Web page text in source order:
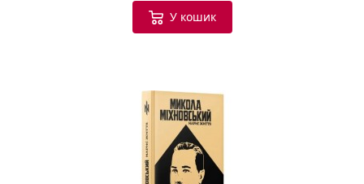
У кошик